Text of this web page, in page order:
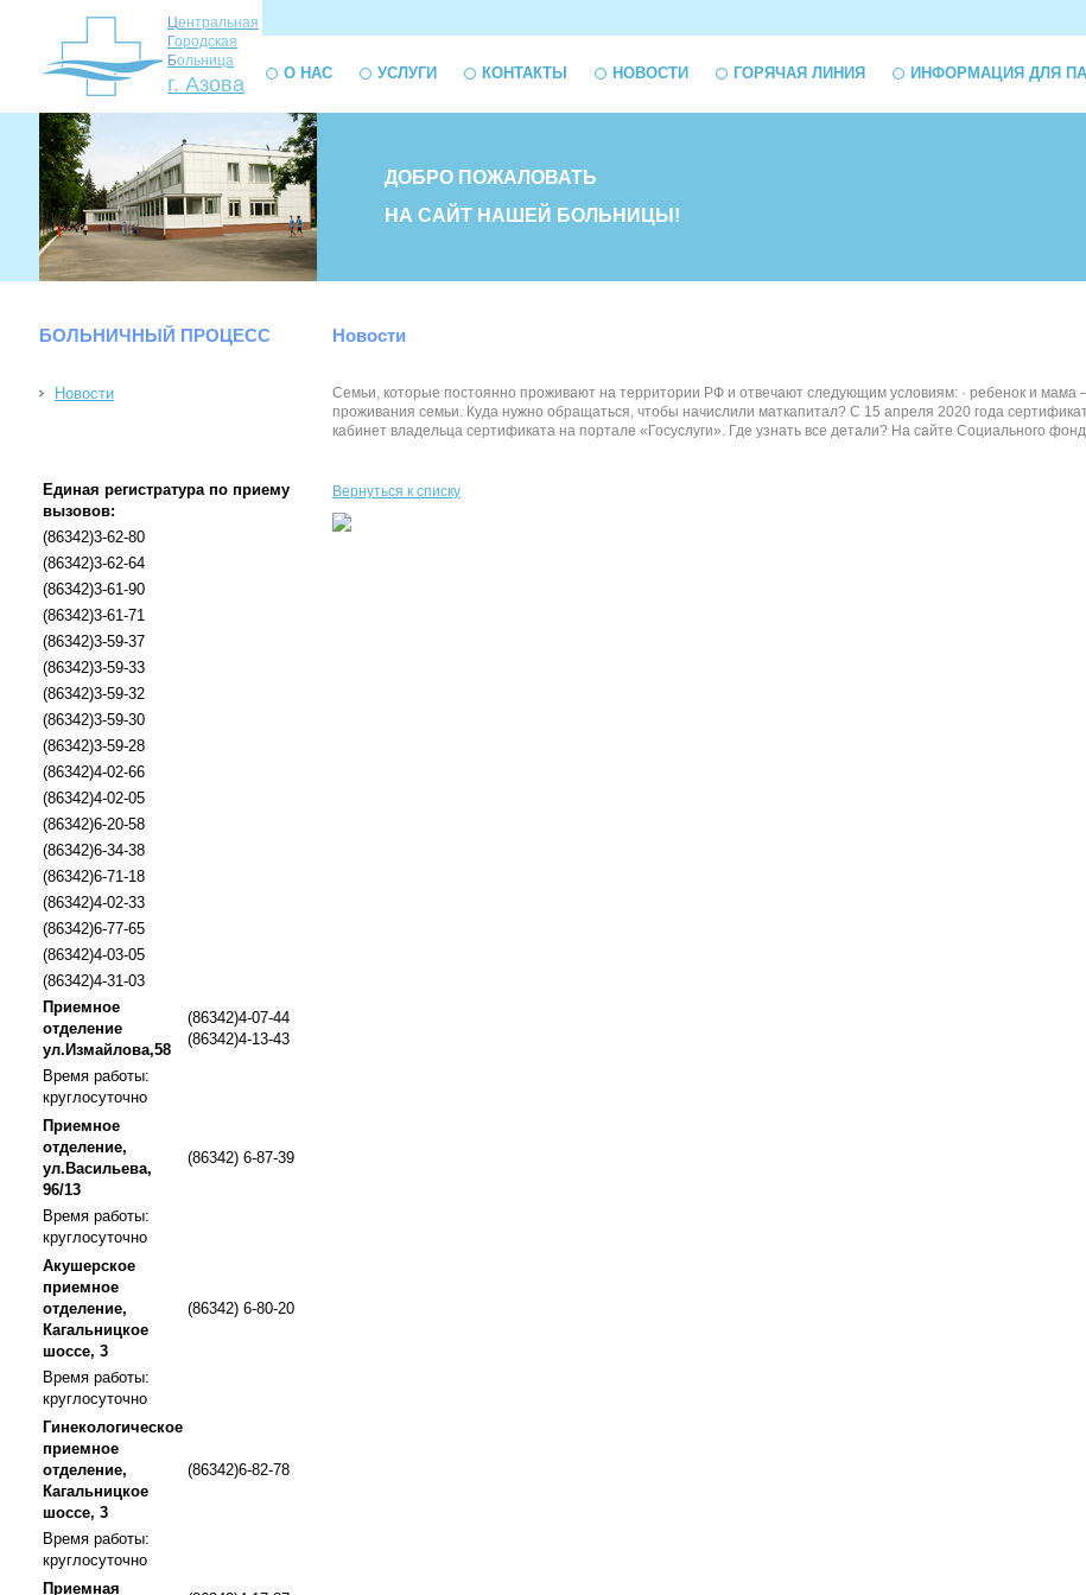
Центральная
Городская
Больница
г. Азова О НАС УСЛУГИ КОНТАКТЫ НОВОСТИ ГОРЯЧАЯ ЛИНИЯ ИНФОРМАЦИЯ ДЛЯ
ДОБРО ПОЖАЛОВАТЬ
НА САЙТ НАШЕЙ БОЛЬНИЦЫ!
БОЛЬНИЧНЫЙ ПРОЦЕСС
Новости
Единая регистратура по приему
вызовов:
(86342)3-62-80
(86342)3-62-64
(86342)3-61-90
(86342)3-61-71
(86342)3-59-37
(86342)3-59-33
(86342)3-59-32
(86342)3-59-30
(86342)3-59-28
(86342)4-02-66
(86342)4-02-05
(86342)6-20-58
(86342)6-34-38
(86342)6-71-18
(86342)4-02-33
(86342)6-77-65
(86342)4-03-05
(86342)4-31-03
Приемное
отделение
ул.Измайлова,58
(86342)4-07-44
(86342)4-13-43
Время работы:
круглосуточно
Приемное
отделение,
ул.Васильева,
96/13
(86342) 6-87-39
Время работы:
круглосуточно
Акушерское
приемное
отделение,
Кагальницкое
шоссе, 3
(86342) 6-80-20
Время работы:
круглосуточно
Гинекологическое
приемное
отделение,
Кагальницкое
шоссе, 3
(86342)6-82-78
Время работы:
круглосуточно
Приемная
Новости
Семьи, которые постоянно проживают на территории РФ и отвечают следующим условиям: · ребенок и
проживания семьи. Куда нужно обращаться, чтобы начислили маткапитал? С 15 апреля 2020 года
кабинет владельца сертификата на портале «Госуслуги». Где узнать все детали? На сайте Социального
Вернуться к списку